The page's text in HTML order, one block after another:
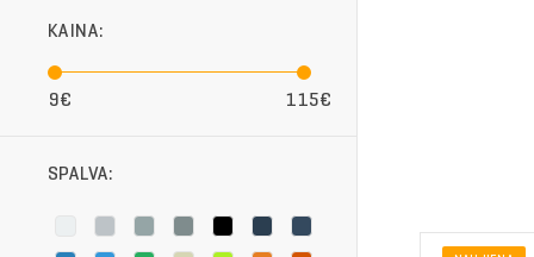
Žieminiai darbo batai
Laisvalaikio batai
Vidpadžiai
KAINA:
9€ 115€
SPALVA: